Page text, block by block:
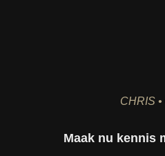
CHRIS
Maak nu kennis